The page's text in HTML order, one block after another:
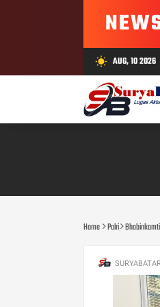
wb_sunny AUG, 10 2026
Home Polri